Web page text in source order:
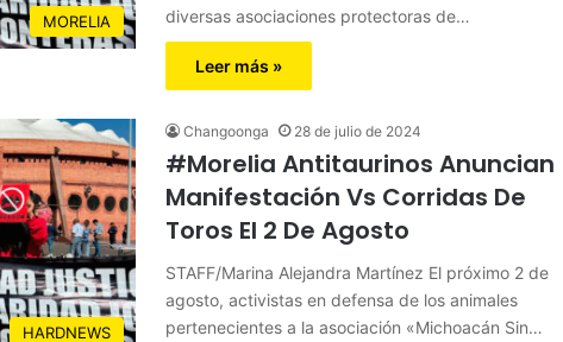
MORELIA
diversas asociaciones protectoras de…
Leer más »
HARDNEWS
Changoonga 28 de julio de 2024
#Morelia Antitaurinos Anuncian
Manifestación Vs Corridas De
Toros El 2 De Agosto
STAFF/Marina Alejandra Martínez El próximo 2 de
agosto, activistas en defensa de los animales
pertenecientes a la asociación «Michoacán Sin…